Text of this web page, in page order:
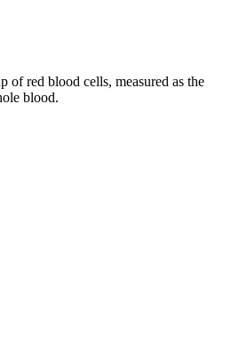
of red blood cells, measured as the
blood.